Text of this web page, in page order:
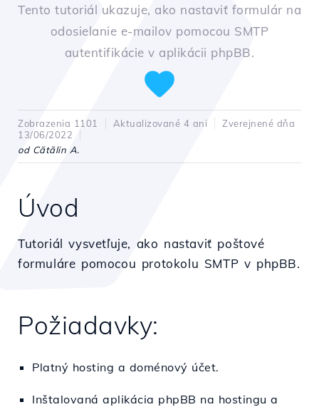
Tento tutoriál ukazuje, ako nastaviť formulár na
odosielanie e-mailov pomocou SMTP
autentifikácie v aplikácii phpBB.
Zobrazenia 1101 Aktualizované 4 ani
Zverejnené dňa
13/06/2022
od Cătălin A.
Úvod
Tutoriál vysvetľuje, ako nastaviť poštové
formuláre pomocou protokolu SMTP v phpBB.
Požiadavky:
Platný hosting a doménový účet.
Inštalovaná aplikácia phpBB na hostingu a